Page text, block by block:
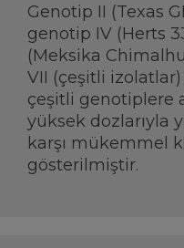
Genotip II (Texas
genotip IV (Herts
(Meksika
VII (çeşitli
çeşitli genotiplere
yüksek dozlarıyla
karşı mükemmel
gösterilmiştir.